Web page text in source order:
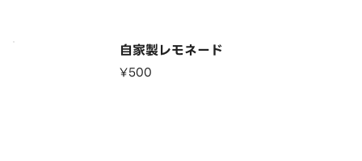
自家製レモネード
¥500